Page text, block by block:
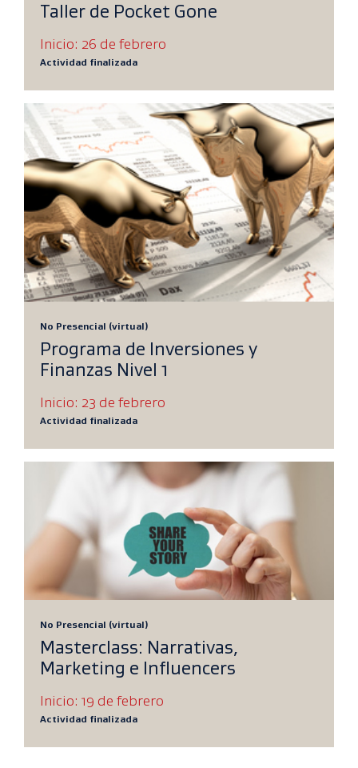
Taller de Pocket Gone
Inicio: 26 de febrero
Actividad finalizada
No Presencial (virtual)
Programa de Inversiones y
Finanzas Nivel 1
Inicio: 23 de febrero
Actividad finalizada
No Presencial (virtual)
Masterclass: Narrativas,
Marketing e Influencers
Inicio: 19 de febrero
Actividad finalizada